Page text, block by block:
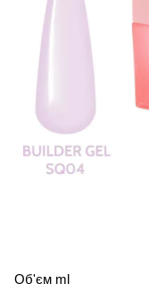
Об'єм ml